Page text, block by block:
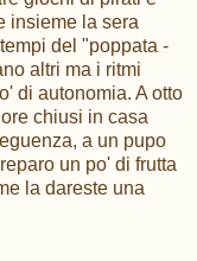
insieme la sera
del "poppata -
altri ma i ritmi
di autonomia. A otto
chiusi in casa
a un pupo
un po' di frutta
la dareste una